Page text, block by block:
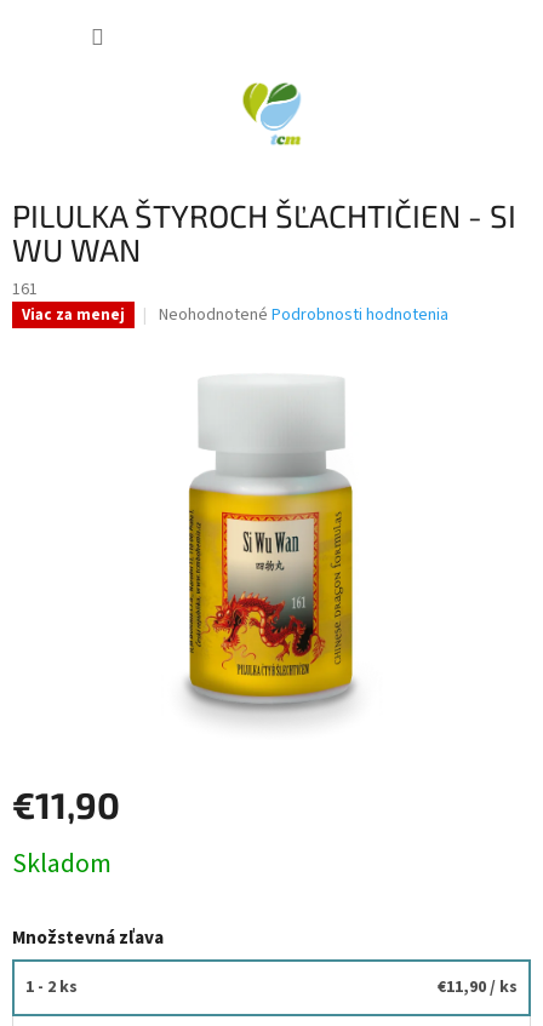
PILULKA ŠTYROCH ŠĽACHTIČIEN - SI
WU WAN
161
Viac za menej
Priemerné
hviezdičiek.
Neohodnotené Podrobnosti hodnotenia
€11,90
cena:
Skladom
Množstevná zľava
1 - 2 ks €11,90/ ks